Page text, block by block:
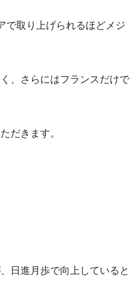
で取り上げられるほどメジ
、さらにはフランスだけで
だきます。
日進月歩で向上していると